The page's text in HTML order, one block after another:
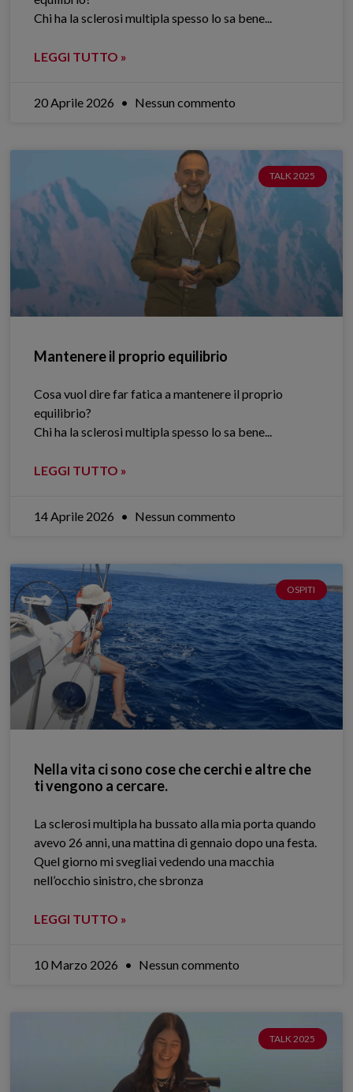
Chi ha la sclerosi multipla spesso lo sa bene.​..
LEGGI TUTTO »
20 Aprile 2026 Nessun commento
TALK 2025
Mantenere il proprio equilibrio
Cosa vuol dire far fatica a mantenere il proprio
equilibrio?
Chi ha la sclerosi multipla spesso lo sa bene.​..
LEGGI TUTTO »
14 Aprile 2026 Nessun commento
OSPITI
Nella vita ci sono cose che cerchi e altre che
ti vengono a cercare.
La sclerosi multipla ha bussato alla mia porta quando
avevo 26 anni, una mattina di gennaio dopo una festa.
Quel giorno mi svegliai vedendo una macchia
nell’occhio sinistro, che sbronza
LEGGI TUTTO »
10 Marzo 2026 Nessun commento
TALK 2025